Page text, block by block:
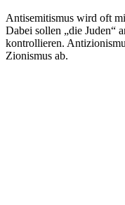
Antisemitismus wird oft
Dabei sollen „die Juden“
kontrollieren.
Zionismus ab.